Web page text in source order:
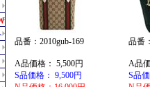
品番：2010gub-169
A品価格： 5,500円
S品価格： 9,500円
品番
A品
S品